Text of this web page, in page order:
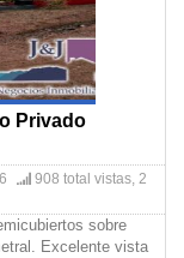
Privado
908 total vistas, 2
sobre
Excelente vista